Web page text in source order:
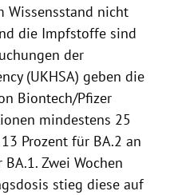
Wissensstand nicht
die Impfstoffe sind
der
(UKHSA) geben die
Biontech/Pfizer
mindestens 25
Prozent für BA.2 an
Zwei Wochen
stieg diese auf